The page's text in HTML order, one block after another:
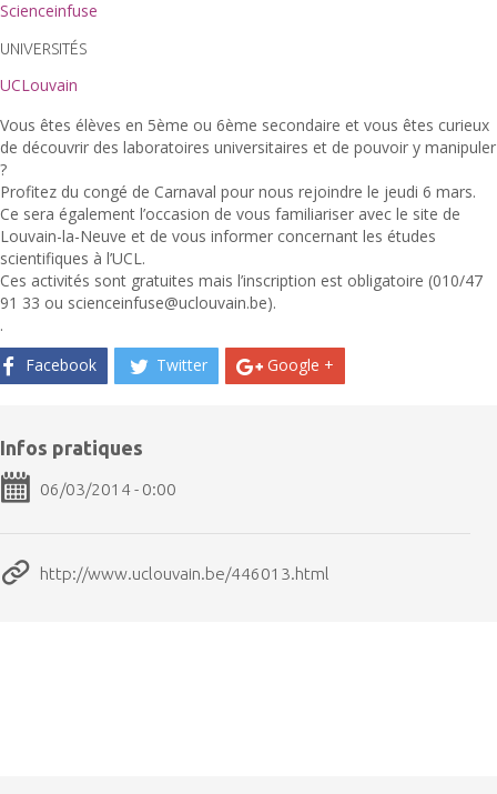
Scienceinfuse
UNIVERSITÉS
UCLouvain
Vous êtes élèves en 5ème ou 6ème secondaire et vous êtes curieux
de découvrir des laboratoires universitaires et de pouvoir y manipuler
?
Profitez du congé de Carnaval pour nous rejoindre le jeudi 6 mars.
Ce sera également l’occasion de vous familiariser avec le site de
Louvain-la-Neuve et de vous informer concernant les études
scientifiques à l’UCL.
Ces activités sont gratuites mais l’inscription est obligatoire (010/47
91 33 ou scienceinfuse@uclouvain.be).
.
Facebook
Twitter Google +
Infos pratiques
06/03/2014 - 0:00
http://www.uclouvain.be/446013.html